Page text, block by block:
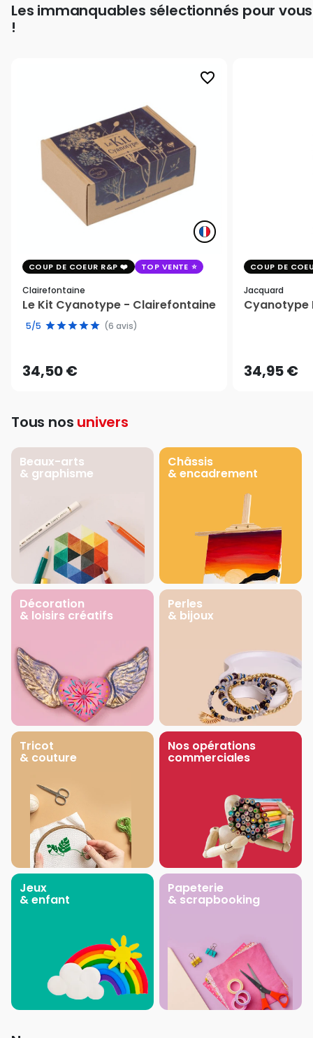
Les immanquables sélectionnés pour vous
!
favorite_border
COUP DE COEUR R&P TOP VENTE
Clairefontaine
Le Kit Cyanotype - Clairefontaine
5/5 (6 avis)
34,50 €
COUP DE
Jacquard
Cyanotype
34,95 €
Tous nos univers
Beaux-arts
& graphisme
Châssis
& encadrement
Décoration
& loisirs créatifs
Perles
& bijoux
Tricot
& couture
Nos opérations
commerciales
Jeux
& enfant
Papeterie
& scrapbooking